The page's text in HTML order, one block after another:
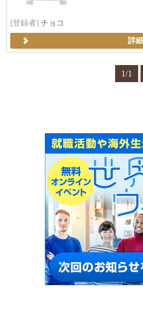
[登録者] チョコ
詳細
1/1